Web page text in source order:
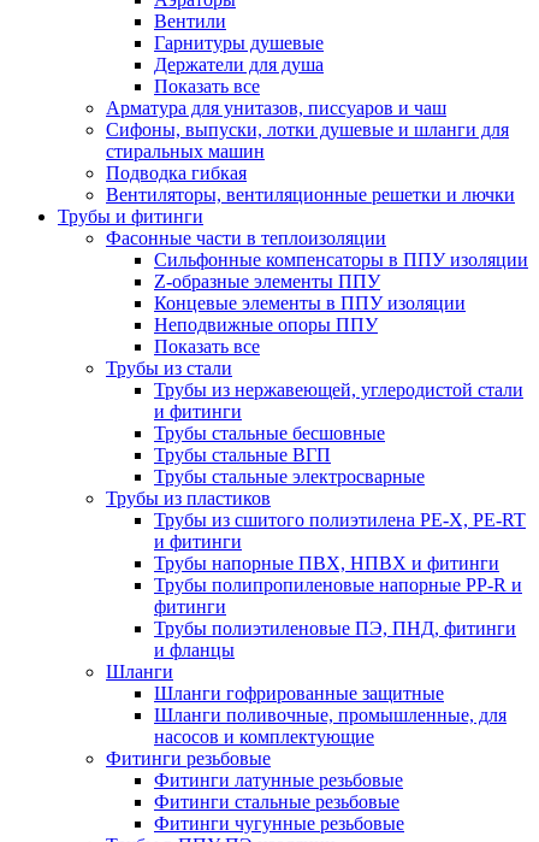
Вентили
Гарнитуры душевые
Держатели для душа
Показать все
Арматура для унитазов, писсуаров и чаш
Сифоны, выпуски, лотки душевые и шланги для
стиральных машин
Подводка гибкая
Вентиляторы, вентиляционные решетки и лючки
Трубы и фитинги
Фасонные части в теплоизоляции
Cильфонные компенсаторы в ППУ изоляции
Z-образные элементы ППУ
Концевые элементы в ППУ изоляции
Неподвижные опоры ППУ
Показать все
Трубы из стали
Трубы из нержавеющей, углеродистой стали
и фитинги
Трубы стальные бесшовные
Трубы стальные ВГП
Трубы стальные электросварные
Трубы из пластиков
Трубы из сшитого полиэтилена PE-X, PE-RT
и фитинги
Трубы напорные ПВХ, НПВХ и фитинги
Трубы полипропиленовые напорные PP-R и
фитинги
Трубы полиэтиленовые ПЭ, ПНД, фитинги
и фланцы
Шланги
Шланги гофрированные защитные
Шланги поливочные, промышленные, для
насосов и комплектующие
Фитинги резьбовые
Фитинги латунные резьбовые
Фитинги стальные резьбовые
Фитинги чугунные резьбовые